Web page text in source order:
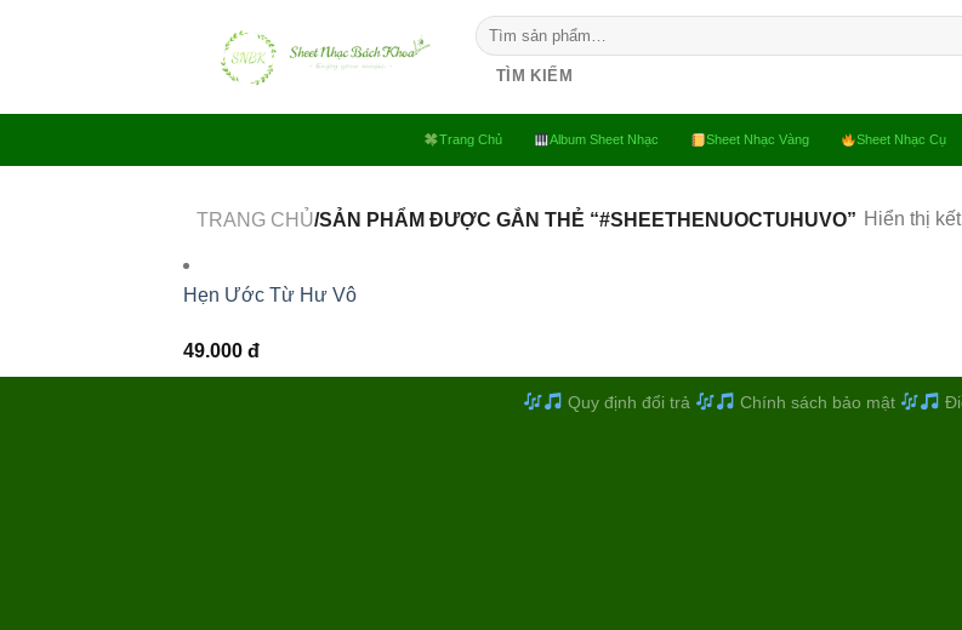
Tìm
kiếm:
TÌM KIẾM
Trang Chủ Album Sheet Nhạc Sheet Nhạc Vàng Sheet Nhạc Cụ
TRANG CHỦ/SẢN PHẨM ĐƯỢC GẮN THẺ “#SHEETHENUOCTUHUVO” Hiển thị
Hẹn Ước Từ Hư Vô
49.000 đ
Quy định đổi trả Chính sách bảo mật